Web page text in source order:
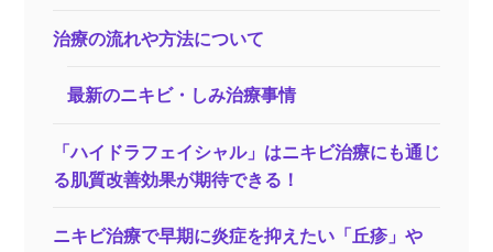
治療の流れや方法について
最新のニキビ・しみ治療事情
「ハイドラフェイシャル」はニキビ治療にも通じ
る肌質改善効果が期待できる！
ニキビ治療で早期に炎症を抑えたい「丘疹」や